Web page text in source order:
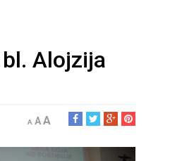
Alojzija
A AA